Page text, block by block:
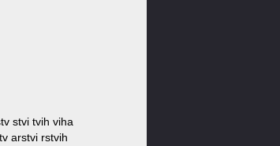
stvi tvih viha
arstvi rstvih